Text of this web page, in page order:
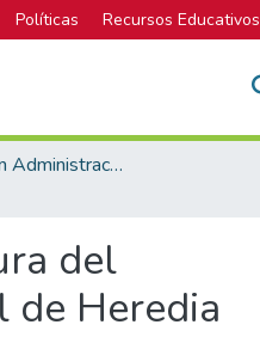
Políticas Recursos Educativos
Bachillerato en Administración de Empresas
del
de Heredia